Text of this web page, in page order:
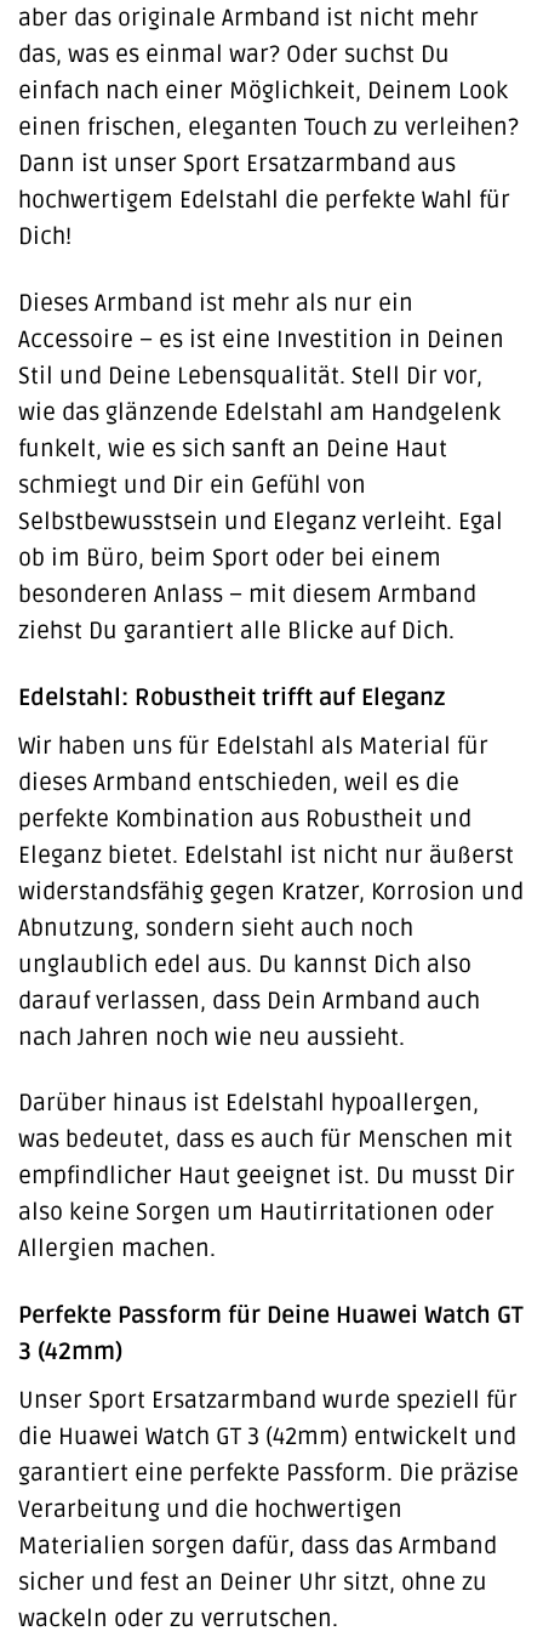
aber das originale Armband ist nicht mehr
das, was es einmal war? Oder suchst Du
einfach nach einer Möglichkeit, Deinem Look
einen frischen, eleganten Touch zu verleihen?
Dann ist unser Sport Ersatzarmband aus
hochwertigem Edelstahl die perfekte Wahl für
Dich!
Dieses Armband ist mehr als nur ein
Accessoire – es ist eine Investition in Deinen
Stil und Deine Lebensqualität. Stell Dir vor,
wie das glänzende Edelstahl am Handgelenk
funkelt, wie es sich sanft an Deine Haut
schmiegt und Dir ein Gefühl von
Selbstbewusstsein und Eleganz verleiht. Egal
ob im Büro, beim Sport oder bei einem
besonderen Anlass – mit diesem Armband
ziehst Du garantiert alle Blicke auf Dich.
Edelstahl: Robustheit trifft auf Eleganz
Wir haben uns für Edelstahl als Material für
dieses Armband entschieden, weil es die
perfekte Kombination aus Robustheit und
Eleganz bietet. Edelstahl ist nicht nur äußerst
widerstandsfähig gegen Kratzer, Korrosion und
Abnutzung, sondern sieht auch noch
unglaublich edel aus. Du kannst Dich also
darauf verlassen, dass Dein Armband auch
nach Jahren noch wie neu aussieht.
Darüber hinaus ist Edelstahl hypoallergen,
was bedeutet, dass es auch für Menschen mit
empfindlicher Haut geeignet ist. Du musst Dir
also keine Sorgen um Hautirritationen oder
Allergien machen.
Perfekte Passform für Deine Huawei Watch GT
3 (42mm)
Unser Sport Ersatzarmband wurde speziell für
die Huawei Watch GT 3 (42mm) entwickelt und
garantiert eine perfekte Passform. Die präzise
Verarbeitung und die hochwertigen
Materialien sorgen dafür, dass das Armband
sicher und fest an Deiner Uhr sitzt, ohne zu
wackeln oder zu verrutschen.